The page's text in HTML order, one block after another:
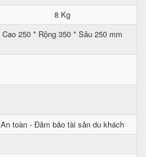
8 Kg
Cao 250 * Rộng 350 * Sâu 250 mm
An toàn - Đảm bảo tài sản du khách